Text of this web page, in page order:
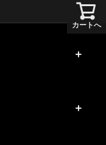
カートへ